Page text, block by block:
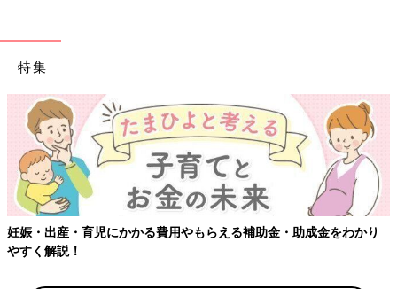
特集
妊娠・出産・育児にかかる費用やもらえる補助金・助成金をわかり
やすく解説！